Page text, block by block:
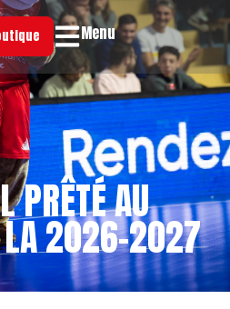
Menu
PRÊTÉ AU
LA 2026-2027